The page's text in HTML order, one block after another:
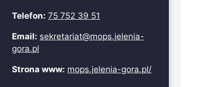
Telefon: 75 752 39 51
Email: sekretariat@mops.jelenia-
gora.pl
Strona www: mops.jelenia-gora.pl/